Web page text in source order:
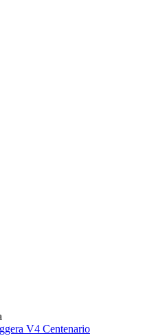
V4 Centenario